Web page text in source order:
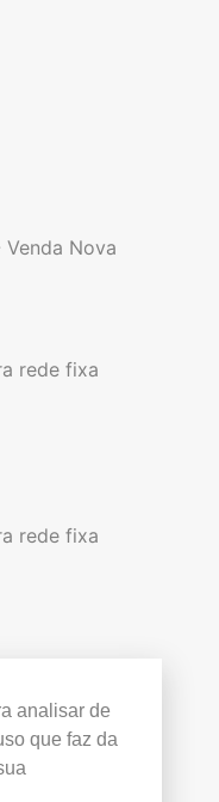
analisar de
que faz da
Venda Nova
rede fixa
rede fixa
relacionado
adversas)
rede fixa